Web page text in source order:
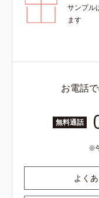
サンプル
ます
お電話
無料通話
よく